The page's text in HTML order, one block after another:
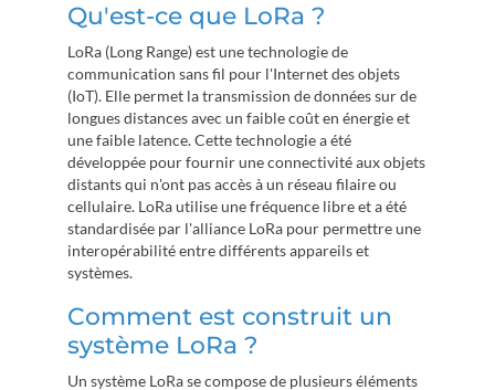
Qu'est-ce que LoRa ?
LoRa (Long Range) est une technologie de
communication sans fil pour l'Internet des objets
(IoT). Elle permet la transmission de données sur de
longues distances avec un faible coût en énergie et
une faible latence. Cette technologie a été
développée pour fournir une connectivité aux objets
distants qui n'ont pas accès à un réseau filaire ou
cellulaire. LoRa utilise une fréquence libre et a été
standardisée par l'alliance LoRa pour permettre une
interopérabilité entre différents appareils et
systèmes.
Comment est construit un
système LoRa ?
Un système LoRa se compose de plusieurs éléments